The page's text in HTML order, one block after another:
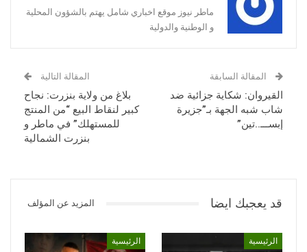
ماطر نيوز موقع اخباري شامل يهتم بالشؤون المحلية
و الوطنية والدولية
المقالة السابقة
القيروان: شكاية جزائية ضد
شاب شبه الجهة بـ”جزيرة
إبســـ..تين”
المقالة التالية
بلاغ من ولاية بنزرت: نجاح
كبير لنقاط البيع “من المنتج
للمستهلك” في ماطر و
بنزرت الشمالية
قد يعجبك ايضا المزيد عن المؤلف
الرئيسية الرئيسية